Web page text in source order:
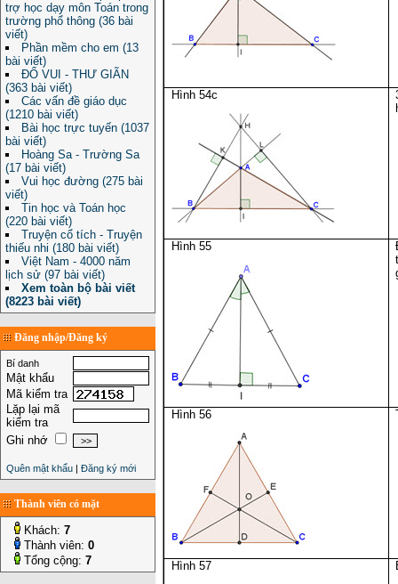
trợ học dạy môn Toán trong
trường phổ thông (36 bài
viết)
Phần mềm cho em (13
bài viết)
ĐỐ VUI - THƯ GIÃN
(363 bài viết)
Các vấn đề giáo dục
(1210 bài viết)
Bài học trực tuyến (1037
bài viết)
Hoàng Sa - Trường Sa
(17 bài viết)
Vui học đường (275 bài
viết)
Tin học và Toán học
(220 bài viết)
Truyện cổ tích - Truyện
thiếu nhi (180 bài viết)
Việt Nam - 4000 năm
lịch sử (97 bài viết)
Xem toàn bộ bài viết
(8223 bài viết)
Đăng nhập/Đăng ký
Bí danh
Mật khẩu
Mã kiểm tra
Lặp lại mã
kiểm tra
Ghi nhớ
Quên mật khẩu | Đăng ký mới
Thành viên có mặt
Khách: 7
Thành viên: 0
Tổng cộng: 7
Hình 54c
Hình 55
Hình 56
Hình 57